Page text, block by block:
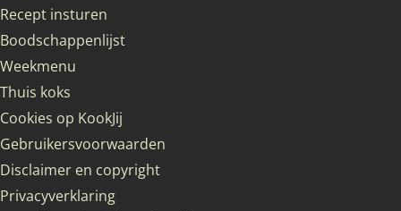
Recept insturen
Boodschappenlijst
Weekmenu
Thuis koks
Cookies op KookJij
Gebruikersvoorwaarden
Disclaimer en copyright
Privacyverklaring